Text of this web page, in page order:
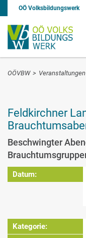
OÖ Volksbildungswerk
OÖVBW > Veranstaltungen
Feldkirchner
Beschwingter
Datum:
Kategorie: